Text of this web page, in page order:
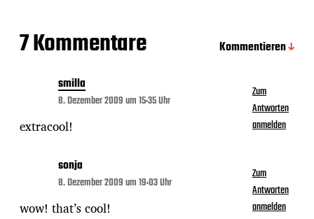
7 Kommentare
Kommentieren
smilla
8. Dezember 2009 um 15:35 Uhr
extracool!
Zum
Antworten
anmelden
sonja
8. Dezember 2009 um 19:03 Uhr
wow! that’s cool!
Zum
Antworten
anmelden